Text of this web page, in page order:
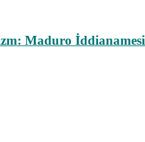
Maduro İddianamesi